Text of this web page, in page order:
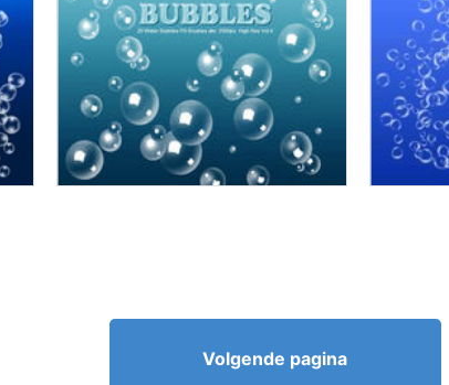
Volgende pagina